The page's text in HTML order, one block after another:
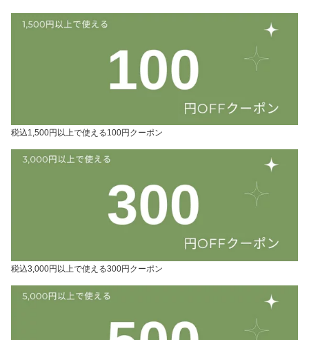
税込1,500円以上で使える100円クーポン
税込3,000円以上で使える300円クーポン